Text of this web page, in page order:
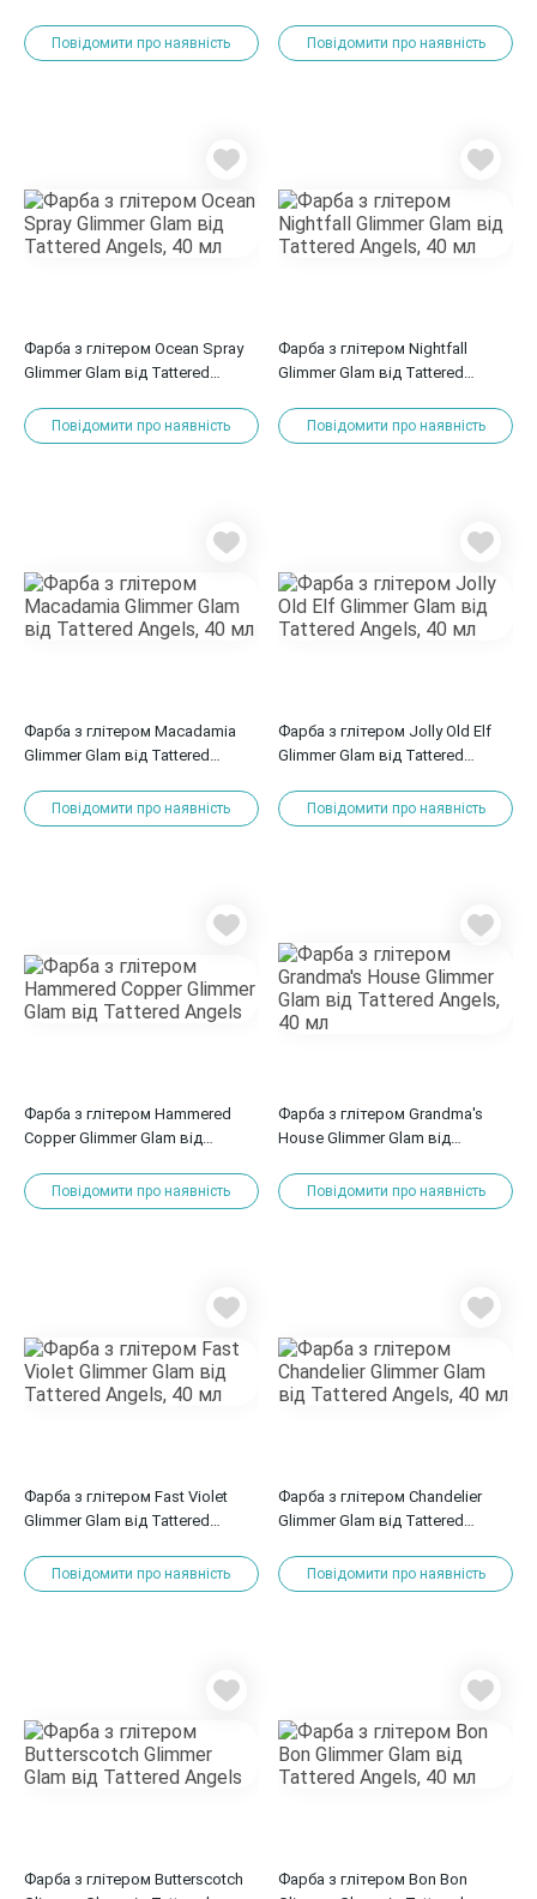
Повідомити про наявність Повідомити про наявність
Фарба з глітером Ocean Spray
Glimmer Glam від Tattered
Повідомити про наявність
Фарба з глітером Nightfall
Glimmer Glam від Tattered
Повідомити про наявність
Фарба з глітером Macadamia
Glimmer Glam від Tattered
Повідомити про наявність
Фарба з глітером Jolly Old Elf
Glimmer Glam від Tattered
Повідомити про наявність
Фарба з глітером Hammered
Copper Glimmer Glam від
Повідомити про наявність
Фарба з глітером Grandma's
House Glimmer Glam від
Повідомити про наявність
Фарба з глітером Fast Violet
Glimmer Glam від Tattered
Повідомити про наявність
Фарба з глітером Chandelier
Glimmer Glam від Tattered
Повідомити про наявність
Фарба з глітером Butterscotch
Фарба з глітером Bon Bon